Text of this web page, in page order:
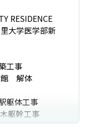
RESIDENCE
大学医学部新
工事
館 解体
躯体工事
躯幹工事